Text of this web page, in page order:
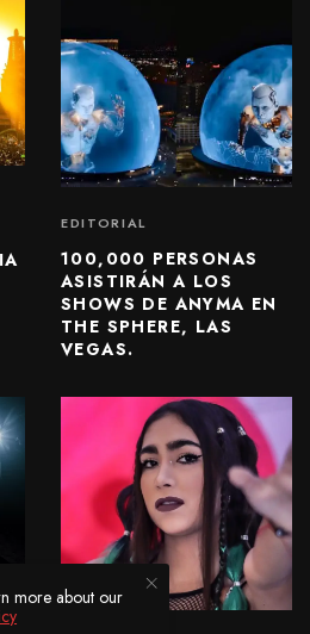
EDITORIAL
100,000 PERSONAS
ASISTIRÁN A LOS
SHOWS DE ANYMA EN
THE SPHERE, LAS
VEGAS.
more about our